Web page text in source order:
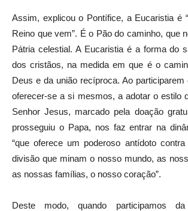
Assim, explicou o Pontífice, a Eucaristia é
Reino que vem”. É o Pão do caminho, que
Pátria celestial. A Eucaristia é a forma do
dos cristãos, na medida em que é o
Deus e da união recíproca. Ao participarem
oferecer-se a si mesmos, a adotar o estilo
Senhor Jesus, marcado pela doação
prosseguiu o Papa, nos faz entrar na
“que oferece um poderoso antídoto
divisão que minam o nosso mundo, as
as nossas famílias, o nosso coração”.
Deste modo, quando participamos